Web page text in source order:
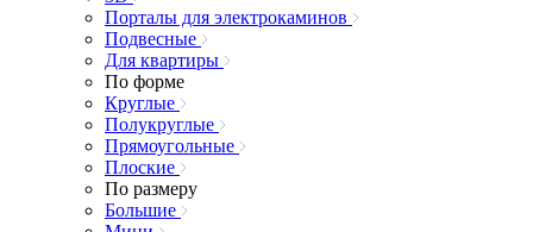
Порталы для электрокаминов
Подвесные
Для квартиры
По форме
Круглые
Полукруглые
Прямоугольные
Плоские
По размеру
Большие